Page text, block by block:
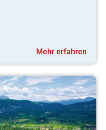
Mehr erfahren